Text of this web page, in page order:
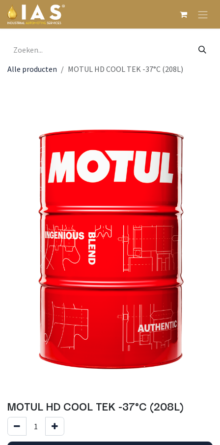
Overslaan naar inhoud
Alle producten MOTUL HD COOL TEK -37°C (208L)
MOTUL HD COOL TEK -37°C (208L)